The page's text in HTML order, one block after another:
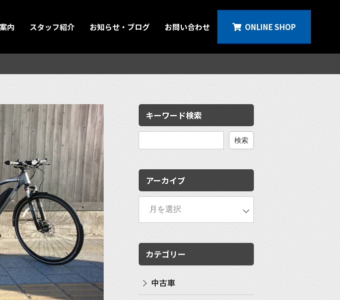
内 スタッフ紹介 お知らせ・ブログ お問い合わせ ONLINE SHOP
キーワード検索
検
アーカイブ
カテゴリー
中古車